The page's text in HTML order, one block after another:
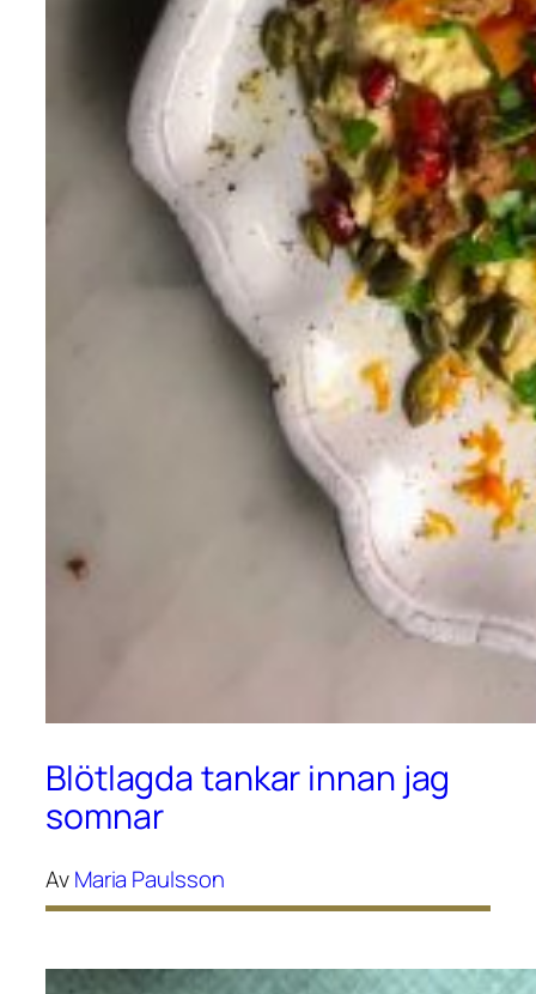
Blötlagda tankar innan jag
somnar
AvMaria Paulsson